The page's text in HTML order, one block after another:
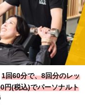
1回60分で、8回分のレッ
円(税込)でパーソナルト